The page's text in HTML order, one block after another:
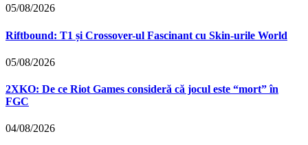
05/08/2026
Riftbound: T1 și Crossover-ul Fascinant cu Skin-urile World
05/08/2026
2XKO: De ce Riot Games consideră că jocul este “mort” în
FGC
04/08/2026